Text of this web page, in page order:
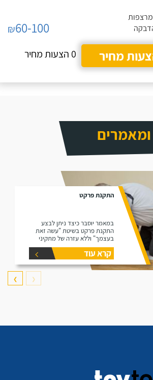
₪60-100
מחיר
0 הצעות מחיר
ומאמרים
התקנת פרקט
במאמר יוסבר כיצד ניתן לבצע
התקנת פרקט בשיטת "עשה זאת
בעצמך" וללא עזרה של מתקיני
פרקטים.
קרא עוד
❮
❯